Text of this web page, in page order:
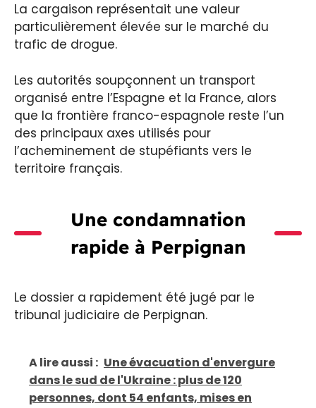
La cargaison représentait une valeur
particulièrement élevée sur le marché du
trafic de drogue.
Les autorités soupçonnent un transport
organisé entre l’Espagne et la France, alors
que la frontière franco-espagnole reste l’un
des principaux axes utilisés pour
l’acheminement de stupéfiants vers le
territoire français.
Une condamnation
rapide à Perpignan
Le dossier a rapidement été jugé par le
tribunal judiciaire de Perpignan.
A lire aussi : Une évacuation d'envergure
dans le sud de l'Ukraine : plus de 120
personnes, dont 54 enfants, mises en